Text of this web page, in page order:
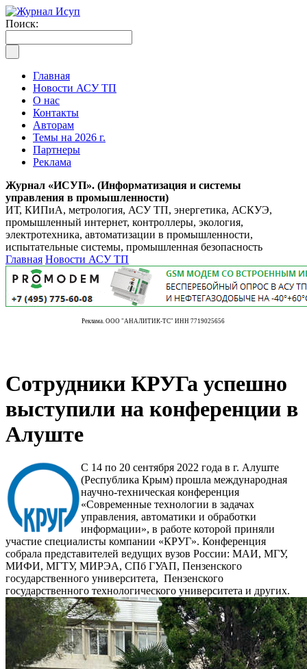
Поиск:
Главная
Новости АСУ ТП
О нас
Контакты
Авторам
Темы на 2026 г.
Партнеры
Реклама
Журнал «ИСУП». (Информатизация и системы
управления в промышленности)
ИТ, КИПиА, метрология, АСУ ТП, энергетика, АСКУЭ,
промышленный интернет, контроллеры, экология,
электротехника, автоматизации в промышленности,
испытательные системы, промышленная безопасность
Главная Новости АСУ ТП
Реклама. ООО "АНАЛИТИК-ТС" ИНН 7719025656
Сотрудники КРУГа успешно
выступили на конференции в
Алуште
С 14 по 20 сентября 2022 года в г. Алуште
(Республика Крым) прошла международная
научно-техническая конференция
«Современные технологии в задачах
управления, автоматики и обработки
информации», в работе которой приняли
участие специалисты компании «КРУГ». Конференция
собрала представителей ведущих вузов России: МАИ, МГУ,
МИФИ, МГТУ, МИРЭА, СПб ГУАП, Пензенского
государственного университета, Пензенского
государственного технологического университета и других.